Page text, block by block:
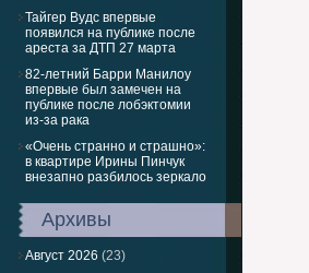
Тайгер Вудс впервые
появился на публике после
ареста за ДТП 27 марта
82-летний Барри Манилоу
впервые был замечен на
публике после лобэктомии
из-за рака
«Очень странно и страшно»:
в квартире Ирины Пинчук
внезапно разбилось зеркало
Архивы
Август 2026 (23)